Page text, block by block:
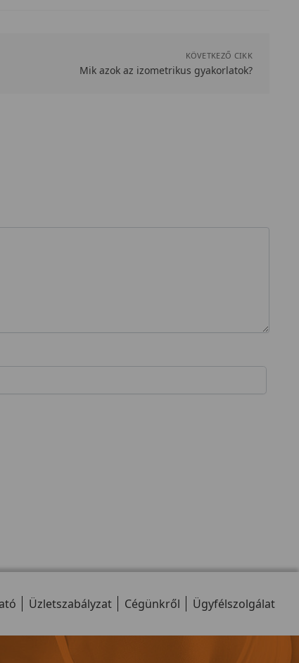
KÖVETKEZŐ CIKK
Mik azok az izometrikus gyakorlatok?
Üzletszabályzat Cégünkről Ügyfélszolgálat